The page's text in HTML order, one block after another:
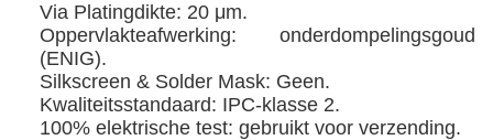
Via Platingdikte: 20 μm.
Oppervlakteafwerking: onderdompelingsgoud
(ENIG).
Silkscreen & Solder Mask: Geen.
Kwaliteitsstandaard: IPC-klasse 2.
100% elektrische test: gebruikt voor verzending.